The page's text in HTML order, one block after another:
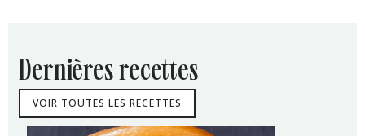
dernières recettes
VOIR TOUTES LES RECETTES